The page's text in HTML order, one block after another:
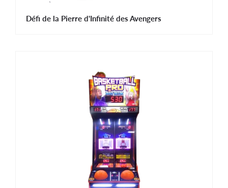
Défi de la Pierre d'Infinité des Avengers